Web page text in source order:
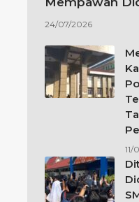
24/07/2026
11/